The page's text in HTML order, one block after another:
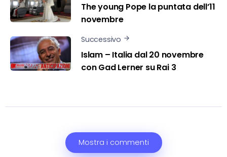
The young Pope la puntata dell’11
novembre
Successivo
Islam – Italia dal 20 novembre
con Gad Lerner su Rai 3
Mostra i commenti